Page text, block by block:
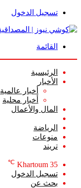
تسجيل الدخول
القائمة
الرئيسية
الأخبار
أخبار عالمية
أخبار محلية
المال والأعمال
الرياضة
منوعات
تريند
Khartoum 35
℃
تسجيل الدخول
بحث عن